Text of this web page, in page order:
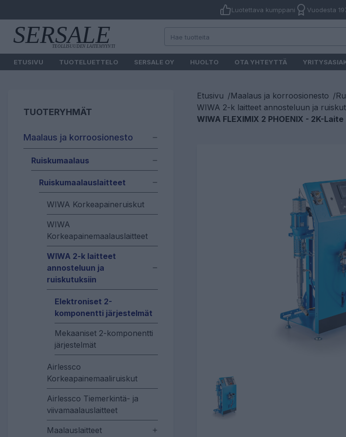
Luotettava kumppani Vuodesta
ETUSIVU TUOTELUETTELO SERSALE OY HUOLTO OTA YHTEYTTÄ
TUOTERYHMÄT
Maalaus ja korroosionesto
Ruiskumaalaus
Ruiskumaalauslaitteet
WIWA Korkeapaineruiskut
WIWA
Korkeapainemaalauslaitteet
WIWA 2-k laitteet
annosteluun ja
ruiskutuksiin
Elektroniset 2-
komponentti järjestelmät
Mekaaniset 2-komponentti
järjestelmät
Airlessco
Korkeapainemaaliruiskut
Airlessco Tiemerkintä- ja
viivamaalauslaitteet
Maalauslaitteet
Etusivu /Maalaus ja korroosionesto /
WIWA 2-k laitteet annosteluun ja
WIWA FLEXIMIX 2 PHOENIX - 2K-Laite